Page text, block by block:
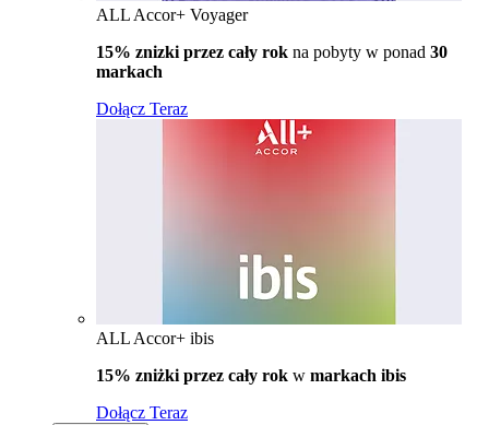
ALL Accor+ Voyager
15% znizki przez cały rok na pobyty w ponad 30
markach
Dołącz Teraz
ALL Accor+ ibis
15% zniżki przez cały rok w markach ibis
Dołącz Teraz